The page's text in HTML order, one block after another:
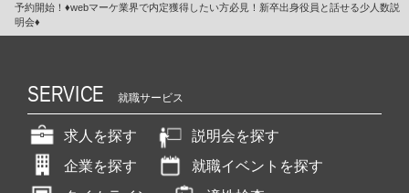
予約開始！♦webマーケ業界で内定獲得したい方必見！新卒出身役員と話せる少人数説
明会♦
SERVICE 就職サービス
求人を探す
説明会を探す
企業を探す
就職イベントを探す